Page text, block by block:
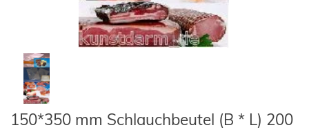
150*350 mm Schlauchbeutel (B * L) 200